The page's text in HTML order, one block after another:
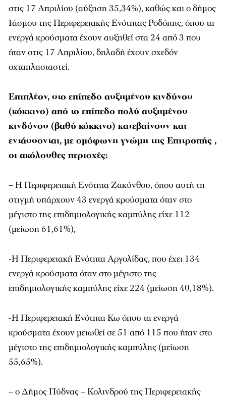
στις 17 Απριλίου (αύξηση 35,34%), καθώς και ο δήμος
Ιάσμου της Περιφερειακής Ενότητας Ροδόπης, όπου τα
ενεργά κρούσματα έχουν αυξηθεί στα 24 από 3 που
ήταν στις 17 Απριλίου, δηλαδή έχουν σχεδόν
οχταπλασιαστεί.
Επιπλέον, στο επίπεδο αυξημένου κινδύνου
(κόκκινο) από το επίπεδο πολύ αυξημένου
κινδύνου (βαθύ κόκκινο) κατεβαίνουν και
εντάσσονται, με ομόφωνη γνώμη της Επιτροπής ,
οι ακόλουθες περιοχές:
– Η Περιφερειακή Ενότητα Ζακύνθου, όπου αυτή τη
στιγμή υπάρχουν 43 ενεργά κρούσματα όταν στο
μέγιστο της επιδημιολογικής καμπύλης είχε 112
(μείωση 61,61%),
-Η Περιφερειακή Ενότητα Αργολίδας, που έχει 134
ενεργά κρούσματα όταν στο μέγιστο της
επιδημιολογικής καμπύλης είχε 224 (μείωση 40,18%).
-Η Περιφερειακή Ενότητα Κω όπου τα ενεργά
κρούσματα έχουν μειωθεί σε 51 από 115 που ήταν στο
μέγιστο της επιδημιολογικής καμπύλης (μείωση
55,65%).
– ο Δήμος Πύδνας – Κολινδρού της Περιφερειακής